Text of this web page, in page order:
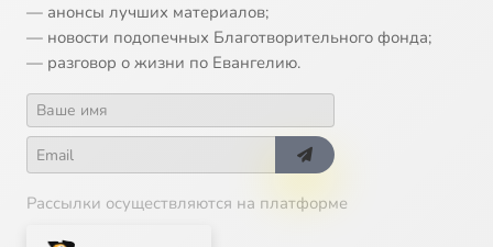
— анонсы лучших материалов;
— новости подопечных Благотворительного фонда;
— разговор о жизни по Евангелию.
Рассылки осуществляются на платформе